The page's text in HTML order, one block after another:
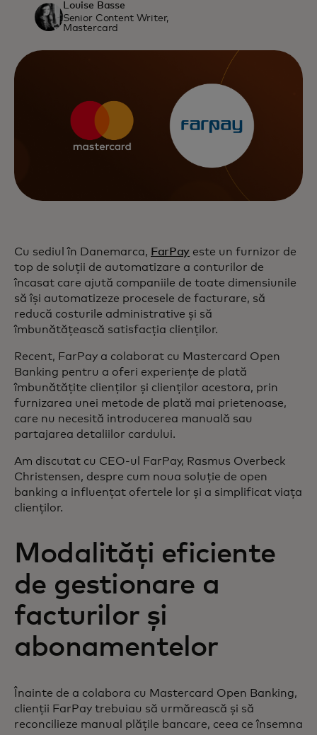
Louise Basse
Senior Content Writer,
Mastercard
Cu sediul în Danemarca, FarPay este un furnizor de
top de soluții de automatizare a conturilor de
încasat care ajută companiile de toate dimensiunile
să își automatizeze procesele de facturare, să
reducă costurile administrative și să
îmbunătățească satisfacția clienților.
Recent, FarPay a colaborat cu Mastercard Open
Banking pentru a oferi experiențe de plată
îmbunătățite clienților și clienților acestora, prin
furnizarea unei metode de plată mai prietenoase,
care nu necesită introducerea manuală sau
partajarea detaliilor cardului.
Am discutat cu CEO-ul FarPay, Rasmus Overbeck
Christensen, despre cum noua soluție de open
banking a influențat ofertele lor și a simplificat viața
clienților.
Modalități eficiente
de gestionare a
facturilor și
abonamentelor
Înainte de a colabora cu Mastercard Open Banking,
clienții FarPay trebuiau să urmărească și să
reconcilieze manual plățile bancare, ceea ce însemna